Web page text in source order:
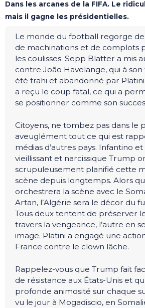
Dans les arcanes de la FIFA. Le
mais il gagne les présidentielles.
Le monde du football regorge
de machinations et de complots
les coulisses. Sepp Blatter a mis
contre João Havelange, qui à son
été trahi et abandonné par Platini.
a reçu le coup fatal, ce qui a
se positionner comme son
Citoyens, ne tombez pas dans le
aveuglément tout ce qui est
médias d’autres pays. Infantino
vieillissant et narcissique Trump
scrupuleusement planifié cette
scène depuis longtemps. Alors
orchestrera la scène avec le
Artan, l’Algérie sera le décor du
Tous deux tentent de préserver
travers la vengeance, l’autre en
image. Platini a engagé une
France contre le clown lâche.
Rappelez-vous que Trump fait
de résistance aux États-Unis et
profonde animosité sur chaque
vu le jour à Mogadiscio, en